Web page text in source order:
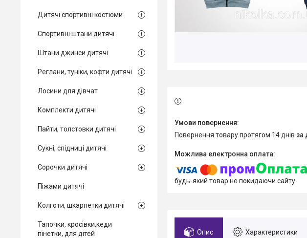
повернення товару протягом 14 днів за
будь-який товар не покидаючи сайту.
Опис Характеристики
Дитячі спортивні костюми
Спортивні штани дитячі
Штани джинси дитячі
Реглани, туніки, кофти дитячі
Лосини для дівчат
Комплекти дитячі
Пайти, толстовки дитячі
Сукні, спідниці дитячі
Сорочки дитячі
Піжами дитячі
Колготи, шкарпетки дитячі
Тапочки, кросівки,кеди
пінетки, для дітей